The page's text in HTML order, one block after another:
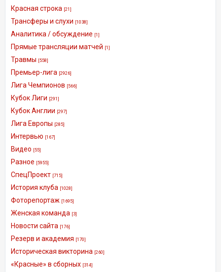
Красная строка [21]
Трансферы и слухи [1038]
Аналитика / обсуждение [1]
Прямые трансляции матчей [1]
Травмы [558]
Премьер-лига [2926]
Лига Чемпионов [566]
Кубок Лиги [291]
Кубок Англии [297]
Лига Европы [285]
Интервью [167]
Видео [55]
Разное [5955]
СпецПроект [715]
История клуба [1028]
Фоторепортаж [1695]
Женская команда [3]
Новости сайта [176]
Резерв и академия [170]
Историческая викторина [260]
«Красные» в сборных [314]